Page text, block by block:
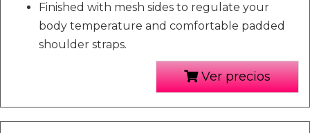
Finished with mesh sides to regulate your
body temperature and comfortable padded
shoulder straps.
Ver precios